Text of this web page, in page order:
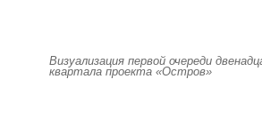
Визуализация первой очереди
квартала проекта «Остров»